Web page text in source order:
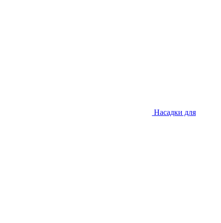
Насадки для